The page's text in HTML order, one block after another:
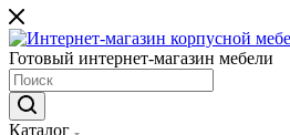
Готовый интернет-магазин мебели
Каталог